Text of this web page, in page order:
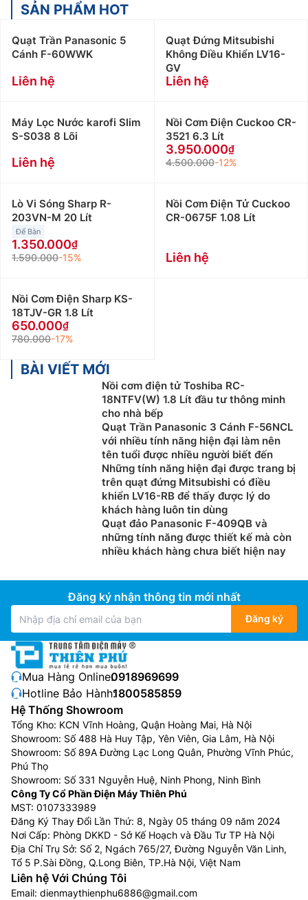
SẢN PHẨM HOT
Quạt Trần Panasonic 5
Cánh F-60WWK
Liên hệ
Quạt Đứng Mitsubishi
Không Điều Khiển LV16-
GV
Liên hệ
Máy Lọc Nước karofi Slim
S-S038 8 Lõi
Liên hệ
Nồi Cơm Điện Cuckoo CR-
3521 6.3 Lít
3.950.000
4.500.000-12%
Lò Vi Sóng Sharp R-
203VN-M 20 Lít
Để Bàn
1.350.000
1.590.000-15%
Nồi Cơm Điện Tử Cuckoo
CR-0675F 1.08 Lít
Liên hệ
Nồi Cơm Điện Sharp KS-
18TJV-GR 1.8 Lít
650.000
780.000-17%
BÀI VIẾT MỚI
Nồi cơm điện tử Toshiba RC-
18NTFV(W) 1.8 Lít đầu tư thông minh
cho nhà bếp
Quạt Trần Panasonic 3 Cánh F-56NCL
với nhiều tính năng hiện đại làm nên
tên tuổi được nhiều người biết đến
Những tính năng hiện đại được trang bị
trên quạt đứng Mitsubishi có điều
khiển LV16-RB để thấy được lý do
khách hàng luôn tin dùng
Quạt đảo Panasonic F-409QB và
những tính năng được thiết kế mà còn
nhiều khách hàng chưa biết hiện nay
Đăng ký nhận thông tin mới nhất
Đăng ký
Mua Hàng Online:0918969699
Hotline Bảo Hành:1800585859
Hệ Thống Showroom
Tổng Kho: KCN Vĩnh Hoàng, Quận Hoàng Mai, Hà Nội
Showroom: Số 488 Hà Huy Tập, Yên Viên, Gia Lâm, Hà Nội
Showroom: Số 89A Đường Lạc Long Quân, Phường Vĩnh Phúc,
Phú Thọ
Showroom: Số 331 Nguyễn Huệ, Ninh Phong, Ninh Bình
Công Ty Cổ Phần Điện Máy Thiên Phú
MST: 0107333989
Đăng Ký Thay Đổi Lần Thứ: 8, Ngày 05 tháng 09 năm 2024
Nơi Cấp: Phòng DKKD - Sở Kế Hoạch và Đầu Tư TP Hà Nội
Địa Chỉ Trụ Sở: Số 2, Ngách 765/27, Đường Nguyễn Văn Linh,
Tổ 5 P.Sài Đồng, Q.Long Biên, TP.Hà Nội, Việt Nam
Liên hệ Với Chúng Tôi
Email: dienmaythienphu6886@gmail.com